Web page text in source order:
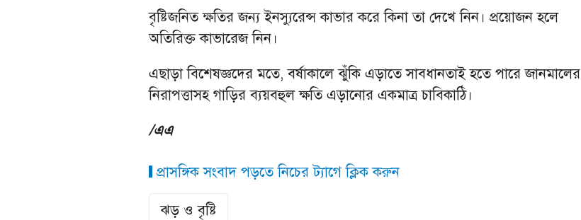
বৃষ্টিজনিত ক্ষতির জন্য ইনস্যুরেন্স কাভার করে কিনা তা দেখে নিন। প্রয়োজন হলে
অতিরিক্ত কাভারেজ নিন।
এছাড়া বিশেষজ্ঞদের মতে, বর্ষাকালে ঝুঁকি এড়াতে সাবধানতাই হতে পারে জানমালের
নিরাপত্তাসহ গাড়ির ব্যয়বহুল ক্ষতি এড়ানোর একমাত্র চাবিকাঠি।
/এএ
প্রাসঙ্গিক সংবাদ পড়তে নিচের ট্যাগে ক্লিক করুন
ঝড় ও বৃষ্টি